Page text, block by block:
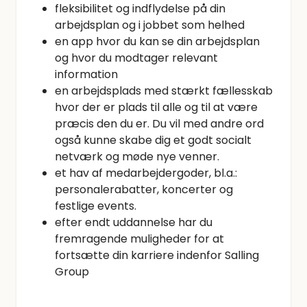
fleksibilitet og indflydelse på din
arbejdsplan og i jobbet som helhed
en app hvor du kan se din arbejdsplan
og hvor du modtager relevant
information
en arbejdsplads med stærkt fællesskab
hvor der er plads til alle og til at være
præcis den du er. Du vil med andre ord
også kunne skabe dig et godt socialt
netværk og møde nye venner.
et hav af medarbejdergoder, bl.a.:
personalerabatter, koncerter og
festlige events.
efter endt uddannelse har du
fremragende muligheder for at
fortsætte din karriere indenfor Salling
Group